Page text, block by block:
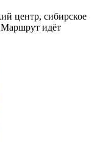
центр, сибирское
Маршрут идёт